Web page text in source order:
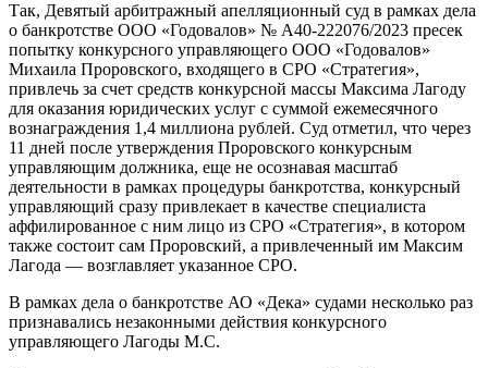
Так, Девятый арбитражный апелляционный суд в рамках дела
о банкротстве ООО «Годовалов» № А40-222076/2023 пресек
попытку конкурсного управляющего ООО «Годовалов»
Михаила Проровского, входящего в СРО «Стратегия»,
привлечь за счет средств конкурсной массы Максима Лагоду
для оказания юридических услуг с суммой ежемесячного
вознаграждения 1,4 миллиона рублей. Суд отметил, что через
11 дней после утверждения Проровского конкурсным
управляющим должника, еще не осознавая масштаб
деятельности в рамках процедуры банкротства, конкурсный
управляющий сразу привлекает в качестве специалиста
аффилированное с ним лицо из СРО «Стратегия», в котором
также состоит сам Проровский, а привлеченный им Максим
Лагода — возглавляет указанное СРО.
В рамках дела о банкротстве АО «Дека» судами несколько раз
признавались незаконными действия конкурсного
управляющего Лагоды М.С.